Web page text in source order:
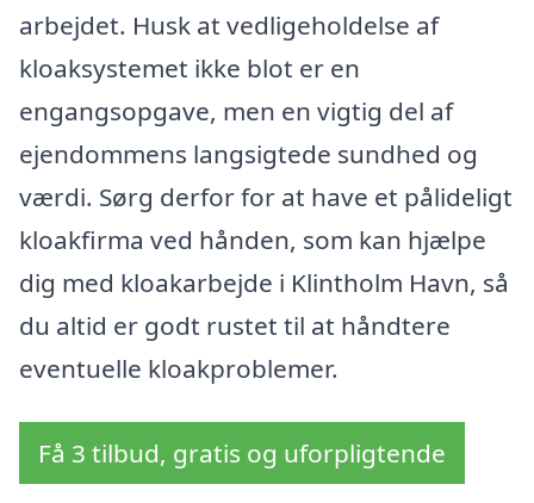
arbejdet. Husk at vedligeholdelse af
kloaksystemet ikke blot er en
engangsopgave, men en vigtig del af
ejendommens langsigtede sundhed og
værdi. Sørg derfor for at have et pålideligt
kloakfirma ved hånden, som kan hjælpe
dig med kloakarbejde i Klintholm Havn, så
du altid er godt rustet til at håndtere
eventuelle kloakproblemer.
Få 3 tilbud, gratis og uforpligtende